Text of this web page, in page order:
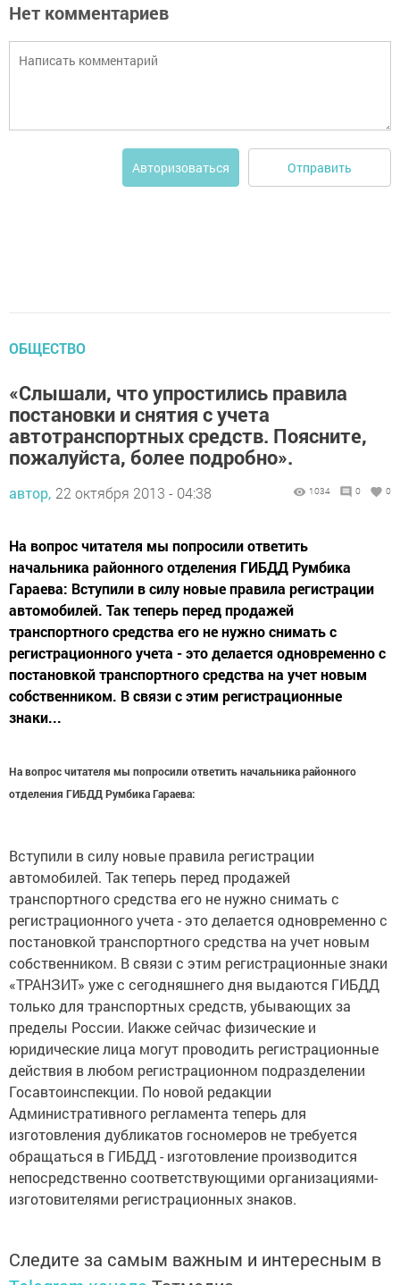
Нет комментариев
Авторизоваться Отправить
ОБЩЕСТВО
«Слышали, что упростились правила
постановки и снятия с учета
автотранспортных средств. Поясните,
пожалуйста, более подробно».
автор, 22 октября 2013 - 04:38 1034 0 0
На вопрос читателя мы попросили ответить
начальника районного отделения ГИБДД Румбика
Гараева: Вступили в силу новые правила регистрации
автомобилей. Так теперь перед продажей
транспортного средства его не нужно снимать с
регистрационного учета - это делается одновременно с
постановкой транспортного средства на учет новым
собственником. В связи с этим регистрационные
знаки...
На вопрос читателя мы попросили ответить начальника районного
отделения ГИБДД Румбика Гараева:
Вступили в силу новые правила регистрации
автомобилей. Так теперь перед продажей
транспортного средства его не нужно снимать с
регистрационного учета - это делается одновременно с
постановкой транспортного средства на учет новым
собственником. В связи с этим регистрационные знаки
«ТРАНЗИТ» уже с сегодняшнего дня выдаются ГИБДД
только для транспортных средств, убывающих за
пределы России. Иакже сейчас физические и
юридические лица могут проводить регистрационные
действия в любом регистрационном подразделении
Госавтоинспекции. По новой редакции
Административного регламента теперь для
изготовления дубликатов госномеров не требуется
обращаться в ГИБДД - изготовление производится
непосредственно соответствующими организациями-
изготовителями регистрационных знаков.
Следите за самым важным и интересным в